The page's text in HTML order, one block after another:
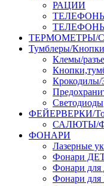
РАЦИИ
ТЕРМОМЕТРЫ/
Тумблеры/
Клемы/
Светодиоды
ФЕЙЕРВЕРКИ/
САЛЮТЫ/
ФОНАРИ
Лазерные
Фонари
Фонари
Фонари